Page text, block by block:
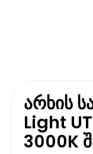
არხის
Light
3000K